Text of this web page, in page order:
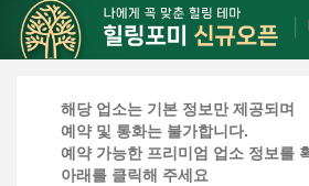
해당 업소는 기본 정보만 제공되며
예약 및 통화는 불가합니다.
예약 가능한 프리미엄 업소 정보를
아래를 클릭해 주세요